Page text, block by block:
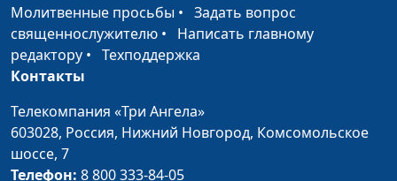
инструктор ЗОЖ, член Лиги
здоровья нации
Польза
Павел Меженин,
спорта
Веселая
гимнастика
Павел Меженин,
инструктор ЗОЖ, мастер
Молитвенные просьбы • Задать вопрос
священнослужителю • Написать главному
редактору • Техподдержка
Контакты
Телекомпания «Три Ангела»
603028, Россия, Нижний Новгород, Комсомольское
шоссе, 7
Телефон: 8 800 333-84-05